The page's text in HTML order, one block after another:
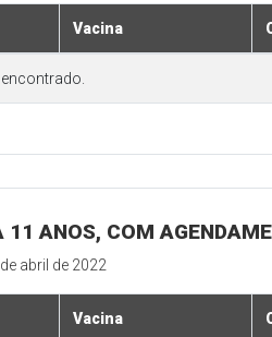
Vacina
11 ANOS, COM
abril de 2022
Vacina